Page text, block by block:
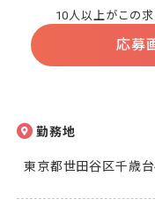
10人以上がこの
応募
勤務地
東京都世田谷区千歳